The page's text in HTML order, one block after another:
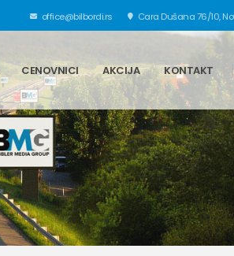
office@bilbordi.rs Cara Dušana 76/10,
CENOVNICI AKCIJA KONTAKT